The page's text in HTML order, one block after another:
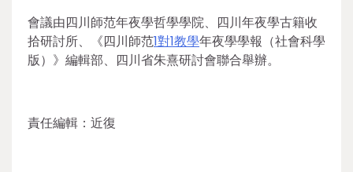
會議由四川師范年夜學哲學學院、四川年夜學古籍收
拾研討所、《四川師范1對1教學年夜學學報（社會科學
版）》編輯部、四川省朱熹研討會聯合舉辦。
責任編輯：近復